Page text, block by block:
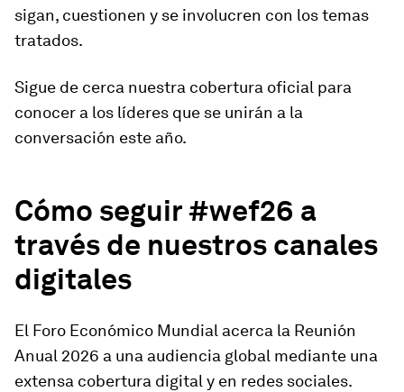
sigan, cuestionen y se involucren con los temas
tratados.
Sigue de cerca nuestra cobertura oficial para
conocer a los líderes que se unirán a la
conversación este año.
Cómo seguir #wef26 a
través de nuestros canales
digitales
El Foro Económico Mundial acerca la Reunión
Anual 2026 a una audiencia global mediante una
extensa cobertura digital y en redes sociales.